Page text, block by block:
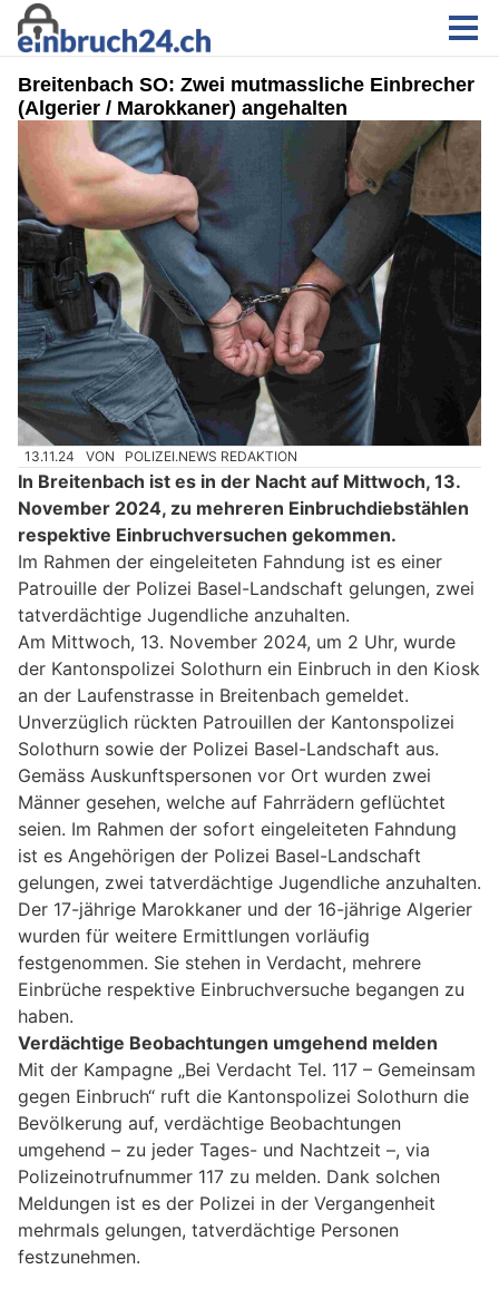
Breitenbach SO: Zwei mutmassliche Einbrecher
(Algerier / Marokkaner) angehalten
13.11.24 VON POLIZEI.NEWS REDAKTION
In Breitenbach ist es in der Nacht auf Mittwoch, 13.
November 2024, zu mehreren Einbruchdiebstählen
respektive Einbruchversuchen gekommen.
Im Rahmen der eingeleiteten Fahndung ist es einer
Patrouille der Polizei Basel-Landschaft gelungen, zwei
tatverdächtige Jugendliche anzuhalten.
Am Mittwoch, 13. November 2024, um 2 Uhr, wurde
der Kantonspolizei Solothurn ein Einbruch in den Kiosk
an der Laufenstrasse in Breitenbach gemeldet.
Unverzüglich rückten Patrouillen der Kantonspolizei
Solothurn sowie der Polizei Basel-Landschaft aus.
Gemäss Auskunftspersonen vor Ort wurden zwei
Männer gesehen, welche auf Fahrrädern geflüchtet
seien. Im Rahmen der sofort eingeleiteten Fahndung
ist es Angehörigen der Polizei Basel-Landschaft
gelungen, zwei tatverdächtige Jugendliche anzuhalten.
Der 17-jährige Marokkaner und der 16-jährige Algerier
wurden für weitere Ermittlungen vorläufig
festgenommen. Sie stehen in Verdacht, mehrere
Einbrüche respektive Einbruchversuche begangen zu
haben.
Verdächtige Beobachtungen umgehend melden
Mit der Kampagne „Bei Verdacht Tel. 117 – Gemeinsam
gegen Einbruch“ ruft die Kantonspolizei Solothurn die
Bevölkerung auf, verdächtige Beobachtungen
umgehend – zu jeder Tages- und Nachtzeit –, via
Polizeinotrufnummer 117 zu melden. Dank solchen
Meldungen ist es der Polizei in der Vergangenheit
mehrmals gelungen, tatverdächtige Personen
festzunehmen.